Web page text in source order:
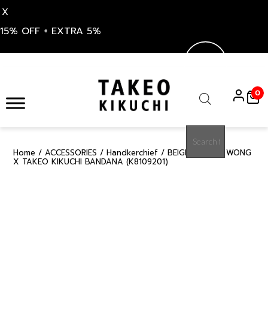
X
15% OFF + EXTRA 5%
content
search
0
Home / ACCESSORIES / Handkerchief / BEIGE TAKARA WONG
X TAKEO KIKUCHI BANDANA (K8109201)
15%